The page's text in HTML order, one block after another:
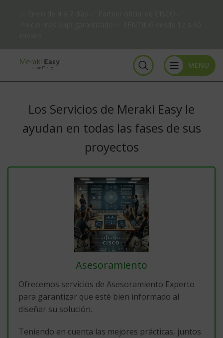
MENU
Los Servicios de Meraki Easy le
ayudan en todas las fases de sus
proyectos
Asesoramiento
Ofrecemos servicios de Asesoramiento Experto
para garantizar que esté bien informado al
diseñar su solución.
Teniendo en cuenta las mejores prácticas, juntos